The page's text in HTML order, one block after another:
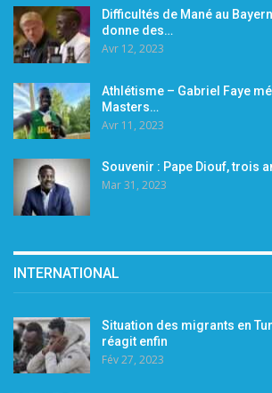
Difficultés de Mané au
donne des…
Avr 12, 2023
Athlétisme – Gabriel Faye
Masters…
Avr 11, 2023
Souvenir : Pape Diouf, trois
Mar 31, 2023
INTERNATIONAL
Situation des migrants en
réagit enfin
Fév 27, 2023